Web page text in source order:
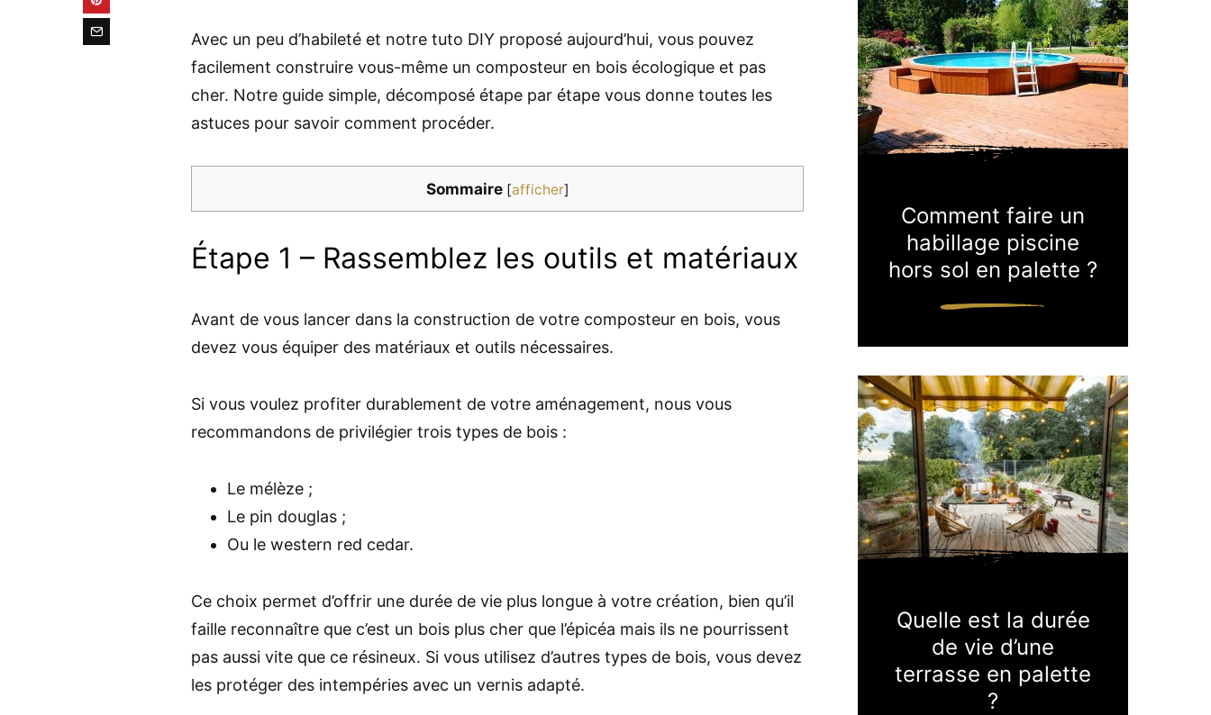
Avec un peu d’habileté et notre tuto DIY proposé aujourd’hui, vous pouvez
facilement construire vous-même un composteur en bois écologique et pas
cher. Notre guide simple, décomposé étape par étape vous donne toutes les
astuces pour savoir comment procéder.
Sommaire [afficher]
Étape 1 – Rassemblez les outils et matériaux
Avant de vous lancer dans la construction de votre composteur en bois, vous
devez vous équiper des matériaux et outils nécessaires.
Si vous voulez profiter durablement de votre aménagement, nous vous
recommandons de privilégier trois types de bois :
Le mélèze ;
Le pin douglas ;
Ou le western red cedar.
Ce choix permet d’offrir une durée de vie plus longue à votre création, bien qu’il
faille reconnaître que c’est un bois plus cher que l’épicéa mais ils ne pourrissent
pas aussi vite que ce résineux. Si vous utilisez d’autres types de bois, vous devez
les protéger des intempéries avec un vernis adapté.
Comment faire un
habillage piscine
hors sol en palette ?
Quelle est la durée
de vie d’une
terrasse en palette
?